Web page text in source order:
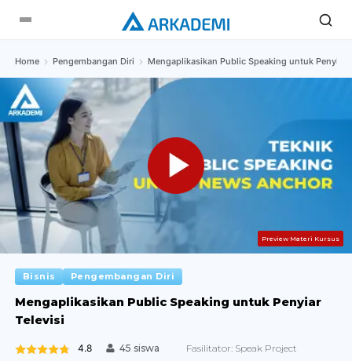
Home Pengembangan Diri Mengaplikasikan Public Speaking untuk Penyiar
Preview Materi Kursus
Bisnis Pengembangan Diri
Mengaplikasikan Public Speaking untuk Penyiar
Televisi
4.8 45 siswa Fasilitator: Speak Project